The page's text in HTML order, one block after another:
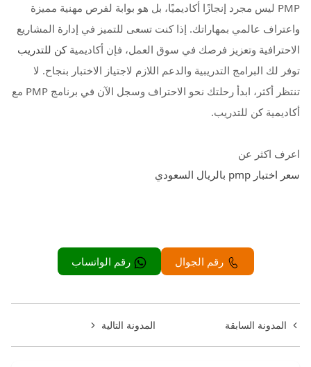
PMP ليس مجرد إنجازًا أكاديميًا، بل هو بوابة لفرص مهنية مميزة
واعتراف عالمي بمهاراتك. إذا كنت تسعى للتميز في إدارة المشاريع
الاحترافية وتعزيز فرصك في سوق العمل، فإن أكاديميةكن للتدريب
توفر لك البرامج التدريبية والدعم اللازم لاجتياز الاختبار بنجاح. لا
تنتظر أكثر، ابدأ رحلتك نحو الاحتراف وسجل الآن في برنامج PMP مع
أكاديمية كن للتدريب.
اعرف اكثر عن
سعر اختبار pmp بالريال السعودي
رقم الجوال رقم الواتساب
المدونة السابقة المدونة التالية